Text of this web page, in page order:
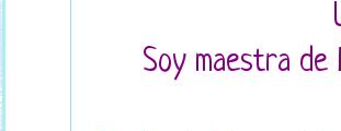
Soy maestra de